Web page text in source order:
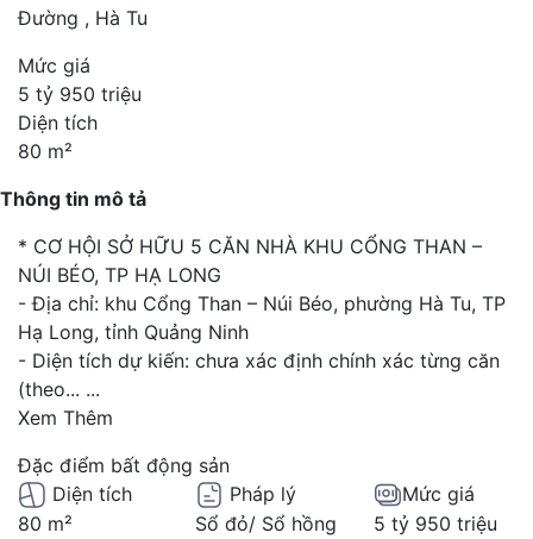
Đường , Hà Tu
Mức giá
5 tỷ 950 triệu
Diện tích
80 m²
Thông tin mô tả
* CƠ HỘI SỞ HỮU 5 CĂN NHÀ KHU CỔNG THAN –
NÚI BÉO, TP HẠ LONG
- Địa chỉ: khu Cổng Than – Núi Béo, phường Hà Tu, TP
Hạ Long, tỉnh Quảng Ninh
- Diện tích dự kiến: chưa xác định chính xác từng căn
(theo... ...
Xem Thêm
Đặc điểm bất động sản
Diện tích
80 m²
Pháp lý
Sổ đỏ/ Sổ hồng
Mức giá
5 tỷ 950 triệu